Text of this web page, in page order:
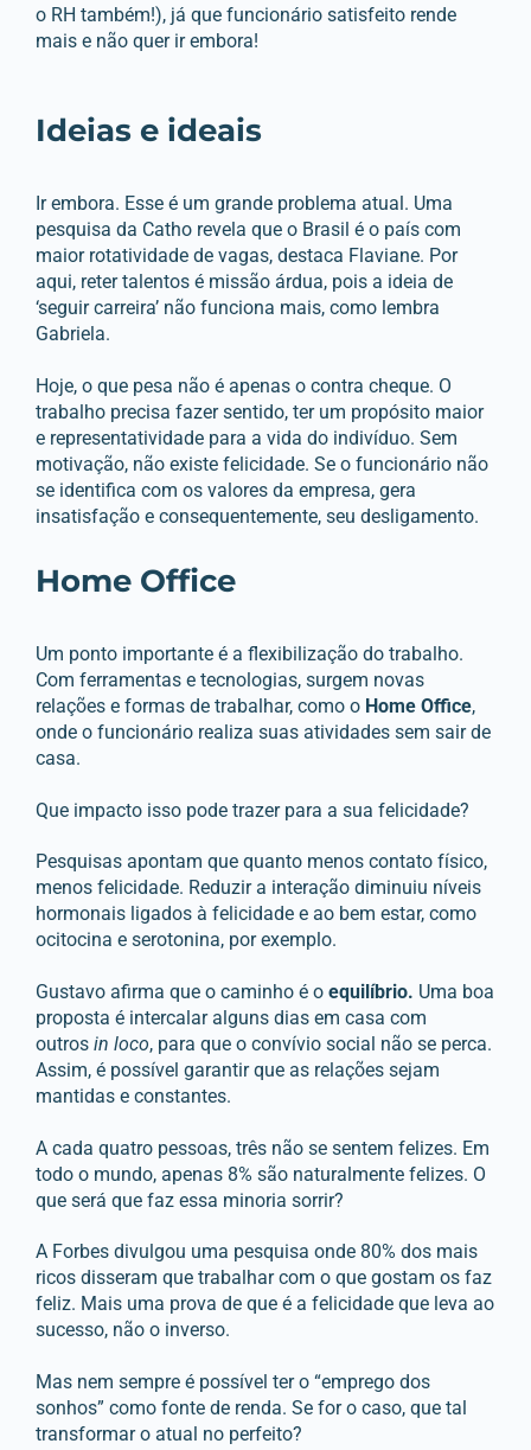
o RH também!), já que funcionário satisfeito rende
mais e não quer ir embora!
Ideias e ideais
Ir embora. Esse é um grande problema atual. Uma
pesquisa da Catho revela que o Brasil é o país com
maior rotatividade de vagas, destaca Flaviane. Por
aqui, reter talentos é missão árdua, pois a ideia de
‘seguir carreira’ não funciona mais, como lembra
Gabriela.
Hoje, o que pesa não é apenas o contra cheque. O
trabalho precisa fazer sentido, ter um propósito maior
e representatividade para a vida do indivíduo. Sem
motivação, não existe felicidade. Se o funcionário não
se identifica com os valores da empresa, gera
insatisfação e consequentemente, seu desligamento.
Home Office
Um ponto importante é a flexibilização do trabalho.
Com ferramentas e tecnologias, surgem novas
relações e formas de trabalhar, como o Home Office,
onde o funcionário realiza suas atividades sem sair de
casa.
Que impacto isso pode trazer para a sua felicidade?
Pesquisas apontam que quanto menos contato físico,
menos felicidade. Reduzir a interação diminuiu níveis
hormonais ligados à felicidade e ao bem estar, como
ocitocina e serotonina, por exemplo.
Gustavo afirma que o caminho é o equilíbrio. Uma boa
proposta é intercalar alguns dias em casa com
outros in loco, para que o convívio social não se perca.
Assim, é possível garantir que as relações sejam
mantidas e constantes.
A cada quatro pessoas, três não se sentem felizes. Em
todo o mundo, apenas 8% são naturalmente felizes. O
que será que faz essa minoria sorrir?
A Forbes divulgou uma pesquisa onde 80% dos mais
ricos disseram que trabalhar com o que gostam os faz
feliz. Mais uma prova de que é a felicidade que leva ao
sucesso, não o inverso.
Mas nem sempre é possível ter o “emprego dos
sonhos” como fonte de renda. Se for o caso, que tal
transformar o atual no perfeito?